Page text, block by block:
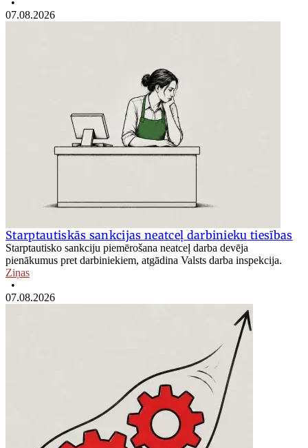
•
07.08.2026
Starptautiskās sankcijas neatceļ darbinieku tiesības
Starptautisko sankciju piemērošana neatceļ darba devēja
pienākumus pret darbiniekiem, atgādina Valsts darba inspekcija.
Ziņas
•
07.08.2026